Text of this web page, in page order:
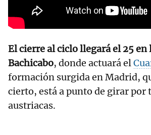
El cierre al ciclo llegará el 25 en
Bachicabo, donde actuará el
formación surgida en Madrid,
cierto, está a punto de girar por
austriacas.